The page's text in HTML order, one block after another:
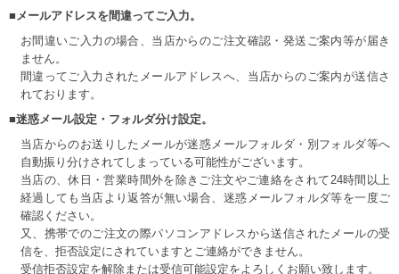
■メールアドレスを間違ってご入力。
お間違いご入力の場合、当店からのご注文確認・発送ご案内等が届き
ません。
間違ってご入力されたメールアドレスへ、当店からのご案内が送信さ
れております。
■迷惑メール設定・フォルダ分け設定。
当店からのお送りしたメールが迷惑メールフォルダ・別フォルダ等へ
自動振り分けされてしまっている可能性がございます。
当店の、休日・営業時間外を除きご注文やご連絡をされて24時間以上
経過しても当店より返答が無い場合、迷惑メールフォルダ等を一度ご
確認ください。
又、携帯でのご注文の際パソコンアドレスから送信されたメールの受
信を、拒否設定にされていますとご連絡ができません。
受信拒否設定を解除または受信可能設定をよろしくお願い致します。